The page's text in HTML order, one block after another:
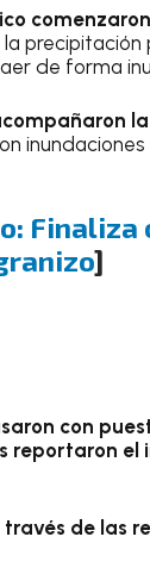
precipitación
de forma
Finaliza
]
con
el
de las